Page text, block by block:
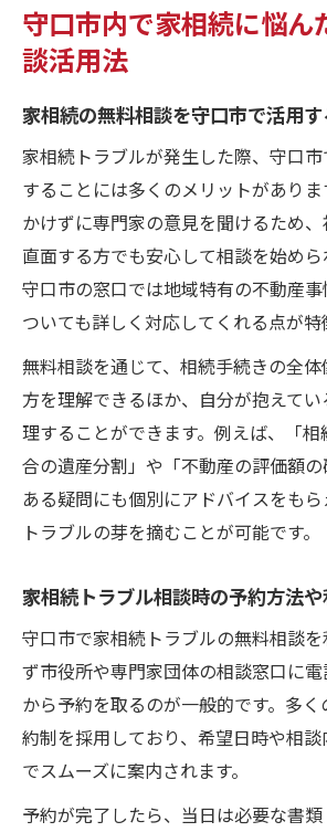
守口市内で家相続に悩ん
談活用法
家相続の無料相談を守口市で活用
家相続トラブルが発生した際、守口
することには多くのメリットがありま
かけずに専門家の意見を聞けるため
直面する方でも安心して相談を始めら
守口市の窓口では地域特有の不動産
ついても詳しく対応してくれる点が特
無料相談を通じて、相続手続きの全
方を理解できるほか、自分が抱えて
理することができます。例えば、「
合の遺産分割」や「不動産の評価額の
ある疑問にも個別にアドバイスをも
トラブルの芽を摘むことが可能です。
家相続トラブル相談時の予約方法
守口市で家相続トラブルの無料相談
ず市役所や専門家団体の相談窓口に
から予約を取るのが一般的です。多
約制を採用しており、希望日時や相
でスムーズに案内されます。
予約が完了したら、当日は必要な書